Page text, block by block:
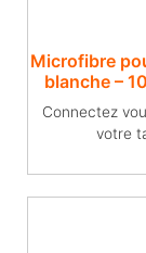
Microfibre
blanche –
Connectez
votre